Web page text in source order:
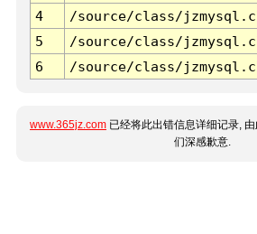
4
/source/class/
5
/source/class/
6
/source/class/
www.365jz.com 已经将此出错信息详细记录,
们深感歉意.